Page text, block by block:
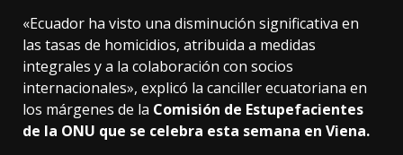
«Ecuador ha visto una disminución significativa en
las tasas de homicidios, atribuida a medidas
integrales y a la colaboración con socios
internacionales», explicó la canciller ecuatoriana en
los márgenes de la Comisión de Estupefacientes
de la ONU que se celebra esta semana en Viena.